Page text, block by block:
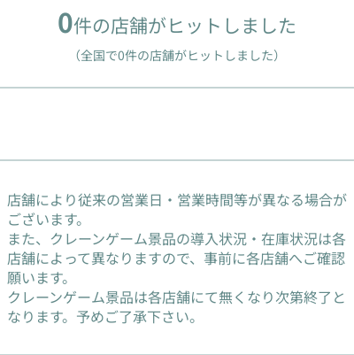
0件の店舗がヒットしました
（全国で0件の店舗がヒットしました）
店舗により従来の営業日・営業時間等が異なる場合が
ございます。
また、クレーンゲーム景品の導入状況・在庫状況は各
店舗によって異なりますので、事前に各店舗へご確認
願います。
クレーンゲーム景品は各店舗にて無くなり次第終了と
なります。予めご了承下さい。